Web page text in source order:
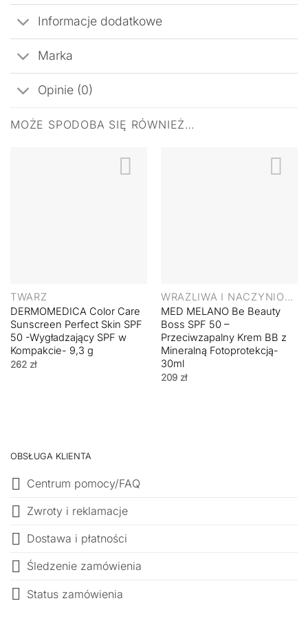
Informacje dodatkowe
Marka
Opinie (0)
MOŻE SPODOBA SIĘ RÓWNIEŻ…
TWARZ
DERMOMEDICA Color Care
Sunscreen Perfect Skin SPF
50 -Wygładzający SPF w
Kompakcie- 9,3 g
262 zł
WRAŻLIWA I NACZYNIOWA
MED MELANO Be Beauty
Boss SPF 50 –
Przeciwzapalny Krem BB z
Mineralną Fotoprotekcją-
30ml
209 zł
OBSŁUGA KLIENTA
Centrum pomocy/FAQ
Zwroty i reklamacje
Dostawa i płatności
Śledzenie zamówienia
Status zamówienia